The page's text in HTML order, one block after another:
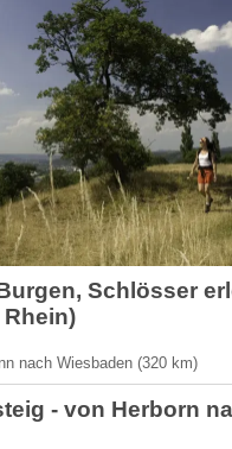
Schlösser
nach Wiesbaden (320 km)
- von Herborn